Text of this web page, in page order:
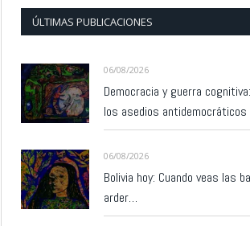
ÚLTIMAS PUBLICACIONES
06/08/2026
Democracia y guerra
los asedios antidemocráticos
06/08/2026
Bolivia hoy: Cuando veas las
arder…